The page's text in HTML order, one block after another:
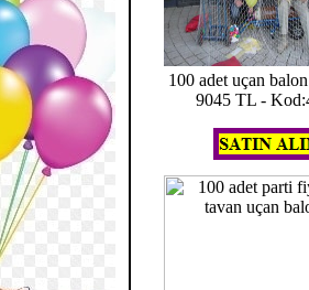
100 adet uçan
9045 TL -